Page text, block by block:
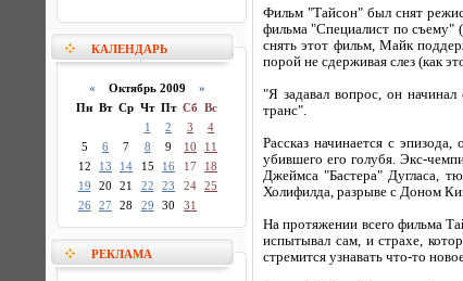
КАЛЕНДАРЬ
« Октябрь 2009 »
Пн Вт Ср Чт Пт Сб Вс
1
2 3
4
5
6 7 8 9 10
11
12
13 14 15 16 17
18
19
20 21 22 23 24 25
26
27 28 29 30 31
РЕКЛАМА
Фильм "Тайсон" был снят
фильма "Специалист по съему"
снять этот фильм, Майк
порой не сдерживая слез (как
"Я задавал вопрос, он начинал
транс".
Рассказ начинается с
убившего его голубя. Экс-
Джеймса "Бастера" Дугласа,
Холифилда, разрыве с Доном
На протяжении всего фильма
испытывал сам, и страхе,
стремится узнавать что-то